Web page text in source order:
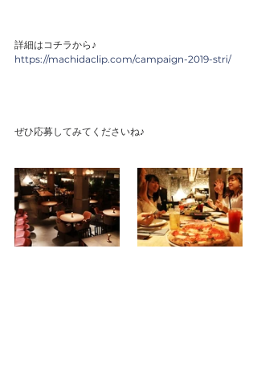
詳細はコチラから♪
https://machidaclip.com/campaign-2019-stri/
ぜひ応募してみてくださいね♪